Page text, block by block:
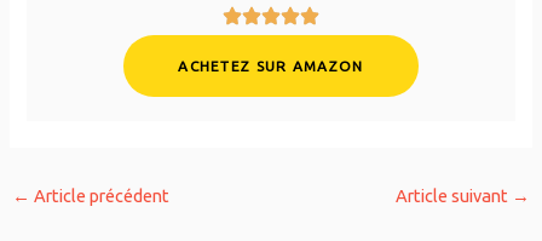
ACHETEZ SUR AMAZON
← Article précédent Article suivant →